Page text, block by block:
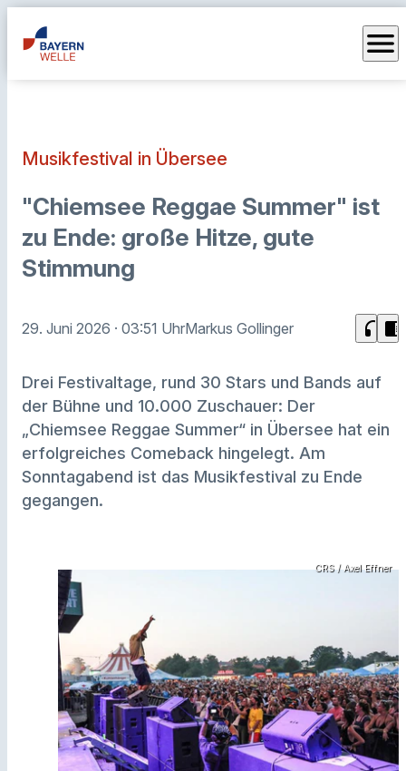
menu
Musikfestival in Übersee
"Chiemsee Reggae Summer" ist
zu Ende: große Hitze, gute
Stimmung
29. Juni 2026 · 03:51 UhrMarkus Gollinger headphones chrome_reader_mode
Drei Festivaltage, rund 30 Stars und Bands auf
der Bühne und 10.000 Zuschauer: Der
„Chiemsee Reggae Summer“ in Übersee hat ein
erfolgreiches Comeback hingelegt. Am
Sonntagabend ist das Musikfestival zu Ende
gegangen.
CRS / Axel Effner